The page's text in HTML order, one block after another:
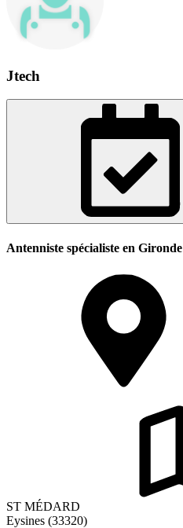
Jtech
Antenniste spécialiste en Gironde
ST MÉDARD
Eysines (33320)